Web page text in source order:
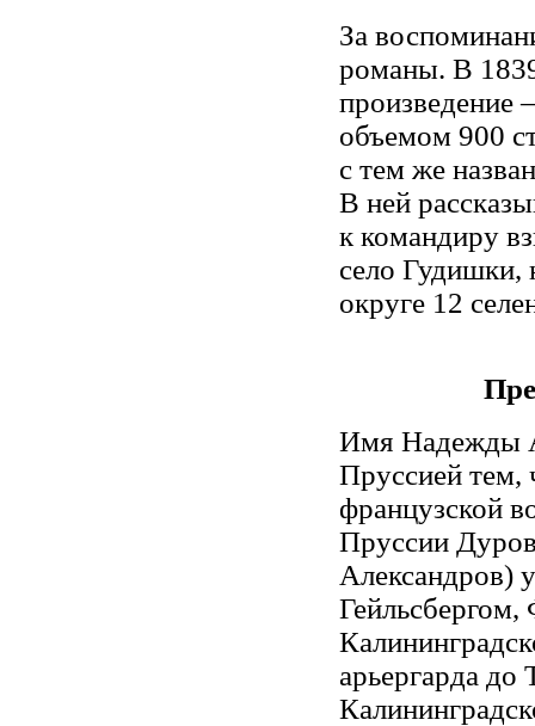
За
романы. В
произведение
объемом 900
с тем же
В ней
к командиру
село Гудишки,
округе 12
Имя Надежды
Пруссией тем,
французской
Пруссии
Александров)
Гейльсбергом,
арьергарда до